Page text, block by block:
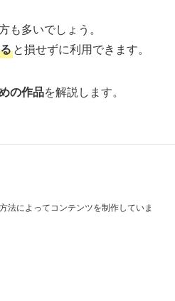
多いでしょう。
と損せずに利用できます。
の作品を解説します。
法によってコンテンツを制作していま